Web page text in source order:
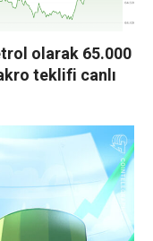
olarak 65.000
teklifi canlı